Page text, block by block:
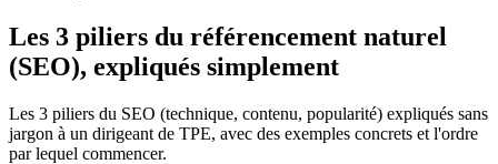
Les 3 piliers du référencement naturel
(SEO), expliqués simplement
Les 3 piliers du SEO (technique, contenu, popularité) expliqués sans
jargon à un dirigeant de TPE, avec des exemples concrets et l'ordre
par lequel commencer.